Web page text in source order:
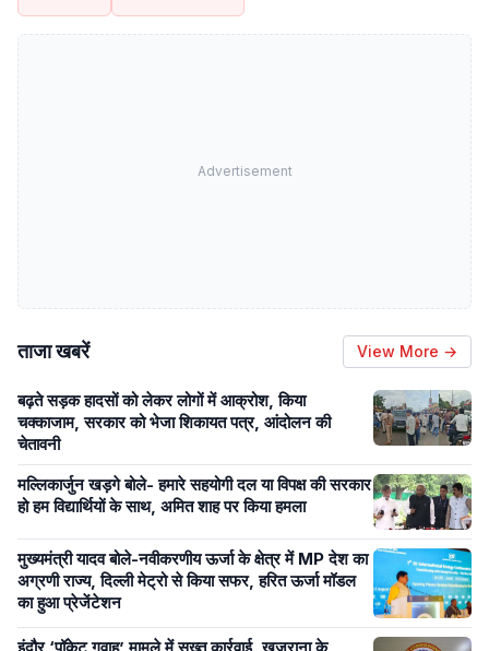
Advertisement
ताजा खबरें View More →
बढ़ते सड़क हादसों को लेकर लोगों में आक्रोश, किया
चक्काजाम, सरकार को भेजा शिकायत पत्र, आंदोलन की
चेतावनी
मल्लिकार्जुन खड़गे बोले- हमारे सहयोगी दल या विपक्ष की सरकार
हो हम विद्यार्थियों के साथ, अमित शाह पर किया हमला
मुख्यमंत्री यादव बोले-नवीकरणीय ऊर्जा के क्षेत्र में MP देश का
अग्रणी राज्य, दिल्ली मेट्रो से किया सफर, हरित ऊर्जा मॉडल
का हुआ प्रेजेंटेशन